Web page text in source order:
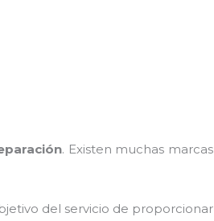
. Existen muchas marcas
del servicio de proporcionar